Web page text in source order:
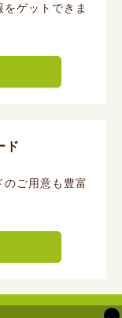
ゲットできま
ド
のご用意も豊富